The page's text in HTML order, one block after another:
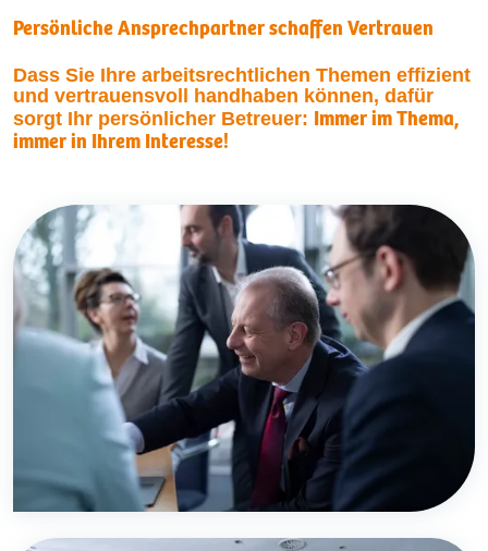
Persönliche Ansprechpartner schaffen Vertrauen
Dass Sie Ihre arbeitsrechtlichen Themen effizient
und vertrauensvoll handhaben können, dafür
sorgt Ihr persönlicher Betreuer: Immer im Thema,
immer in Ihrem Interesse!